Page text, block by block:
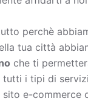
perchè
tua città
che ti
tutti i tipi di
e-commerce